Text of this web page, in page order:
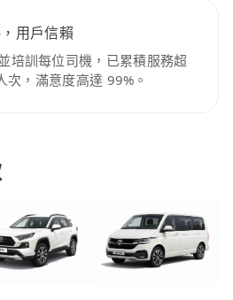
用戶信賴
培訓每位司機，已累積服務超
次，滿意度高達 99%。